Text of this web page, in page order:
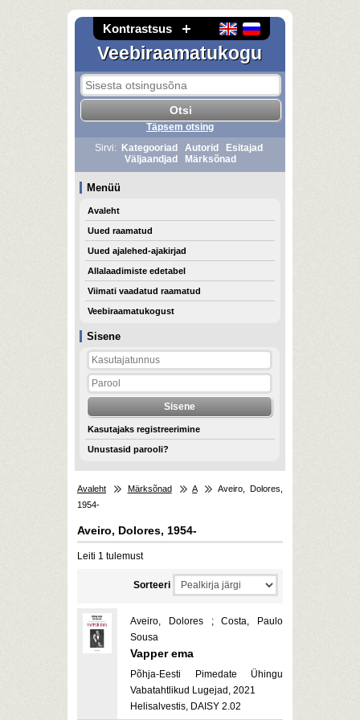
Kontrastsus
Veebiraamatukogu
Sisene
Kasutajaks registreerimine
Unustasid parooli?
Täpsem otsing
Sirvi:
Kategooriad Autorid
Esitajad
Väljaandjad
Märksõnad
Menüü
Avaleht
Uued raamatud
Uued ajalehed-ajakirjad
Allalaadimiste edetabel
Viimati vaadatud raamatud
Veebiraamatukogust
Avaleht Märksõnad A
Aveiro, Dolores,
1954-
Aveiro, Dolores, 1954-
Leiti 1 tulemust
Sorteeri
Aveiro, Dolores ; Costa, Paulo
Sousa
Vapper ema
Põhja-Eesti Pimedate Ühingu
Vabatahtlikud Lugejad, 2021
Helisalvestis, DAISY 2.02